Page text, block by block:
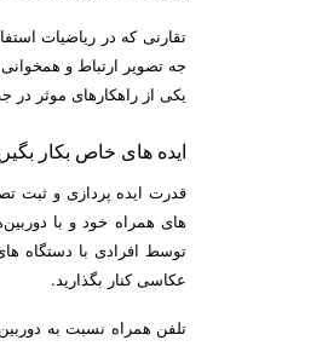
تقارنی که در ریاضیات
جه تصویر ارتباط و
یکی از راهکارهای موثر در
ایده های خاص بکار
قدرت ایده پردازی و ثبت
های همراه خود و با
توسط افرادی با دستگاه
عکاسی کنار بگذارید.
تلفن همراه نسبت به